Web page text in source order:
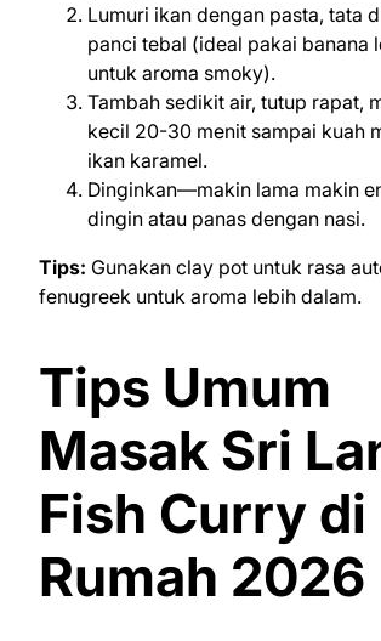
Lumuri ikan dengan pasta, tata
panci tebal (ideal pakai banana
untuk aroma smoky).
Tambah sedikit air, tutup rapat,
kecil 20-30 menit sampai kuah
ikan karamel.
Dinginkan—makin lama makin
dingin atau panas dengan nasi.
Tips: Gunakan clay pot untuk rasa
fenugreek untuk aroma lebih dalam.
Tips Umum
Masak Sri
Fish Curry di
Rumah 2026